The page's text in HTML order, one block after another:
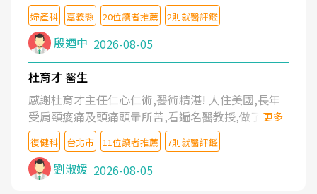
婦產科 嘉義縣 20位讀者推薦 2則就醫評鑑
殷迺中 2026-08-05
杜育才 醫生
感謝杜育才主任仁心仁術,醫術精湛! 人住美國,長年
受肩頸痠痛及頭痛頭暈所苦,看遍名醫教授,做了各種
檢查,也嘗試過西醫打針,中醫針灸及物理徒手治療都
沒有用,後來連吃到嗎啡類止痛藥都效果有限,只是壓
症狀,沒多久就痛起來,多年失眠嚴重影響生活品質.
台灣親友介紹忠孝醫院杜育才主任是頸頭症候群專
更多
復健科 台北市 11位讀者推薦 7則就醫評鑑
劉淑媛 2026-08-05